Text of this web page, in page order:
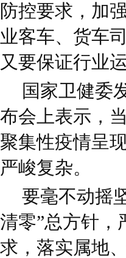
防控要求，加
业客车、货车
又要保证行业
国家卫健委
布会上表示，
聚集性疫情呈
严峻复杂。
要毫不动摇
清零”总方针，
求，落实属地